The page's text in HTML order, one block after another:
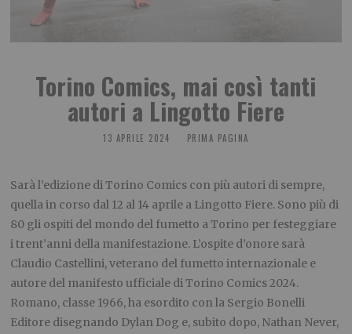
Torino Comics, mai così tanti
autori a Lingotto Fiere
13 APRILE 2024 PRIMA PAGINA
Sarà l’edizione di Torino Comics con più autori di sempre,
quella in corso dal 12 al 14 aprile a Lingotto Fiere. Sono più di
80 gli ospiti del mondo del fumetto a Torino per festeggiare
i trent’anni della manifestazione. L’ospite d’onore sarà
Claudio Castellini, veterano del fumetto internazionale e
autore del manifesto ufficiale di Torino Comics 2024.
Romano, classe 1966, ha esordito con la Sergio Bonelli
Editore disegnando Dylan Dog e, subito dopo, Nathan Never,